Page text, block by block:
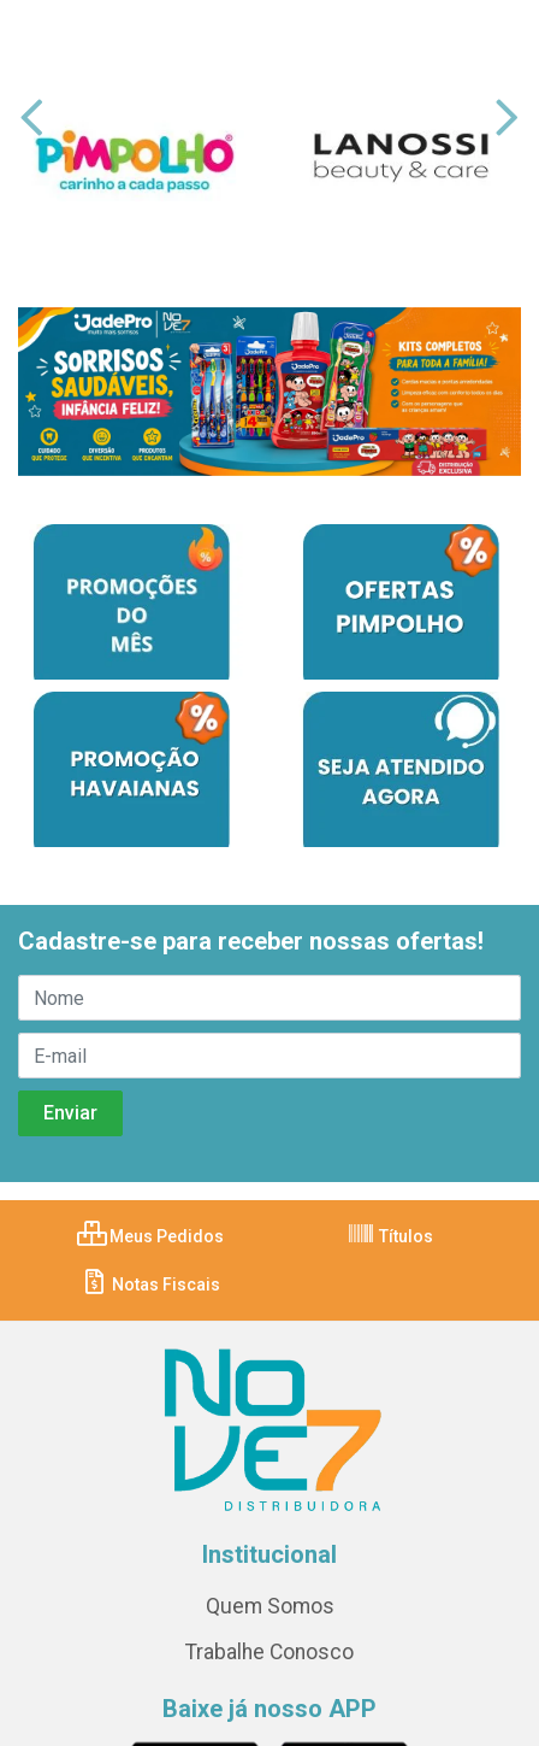
Cadastre-se para receber nossas ofertas!
Meus Pedidos Títulos
Notas Fiscais
Institucional
Quem Somos
Trabalhe Conosco
Baixe já nosso APP